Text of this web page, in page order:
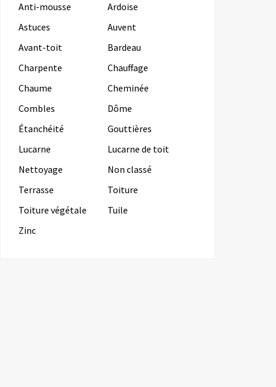
Anti-mousse
Ardoise
Astuces
Auvent
Avant-toit
Bardeau
Charpente
Chauffage
Chaume
Cheminée
Combles
Dôme
Étanchéité
Gouttières
Lucarne
Lucarne de toit
Nettoyage
Non classé
Terrasse
Toiture
Toiture végétale
Tuile
Zinc